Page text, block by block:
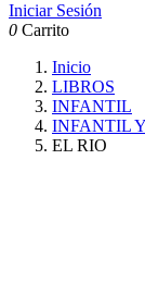
Iniciar Sesión
0 Carrito
Inicio
LIBROS
INFANTIL
INFANTIL
EL RIO